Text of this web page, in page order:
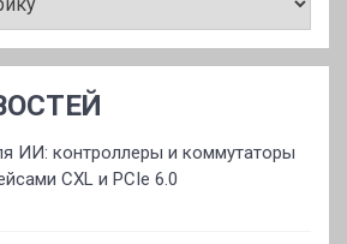
ИИ: контроллеры и коммутаторы
CXL и PCIe 6.0